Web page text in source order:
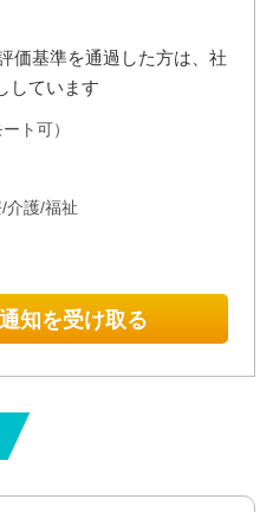
価基準を通過した方は、社
しています
ト可）
介護/福祉
知を受け取る